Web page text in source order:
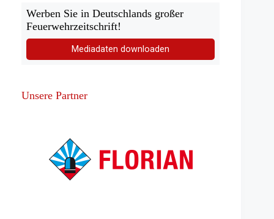
Werben Sie in Deutschlands großer
Feuerwehrzeitschrift!
Mediadaten downloaden
Unsere Partner